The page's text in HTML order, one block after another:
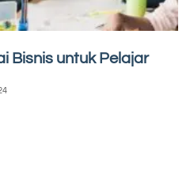
Bisnis untuk Pelajar